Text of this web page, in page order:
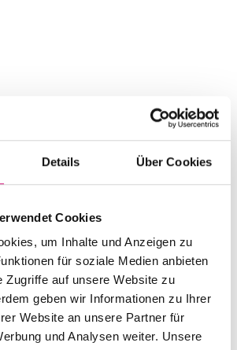
Details Über Cookies
Cookies
um Inhalte und Anzeigen zu
für soziale Medien anbieten
Zugriffe auf unsere Website zu
geben wir Informationen zu Ihrer
Website an unsere Partner für
und Analysen weiter. Unsere